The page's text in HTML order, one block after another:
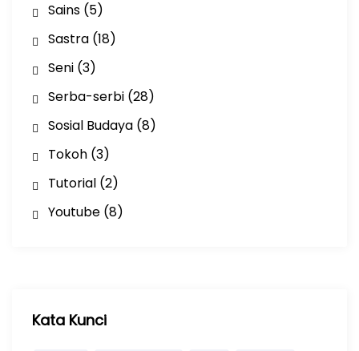
Sains(5)
Sastra(18)
Seni(3)
Serba-serbi(28)
Sosial Budaya(8)
Tokoh(3)
Tutorial(2)
Youtube(8)
Kata Kunci